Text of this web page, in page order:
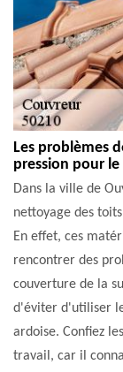
Les problèmes
pression pour
Dans la ville de
nettoyage des
En effet, ces
rencontrer des
couverture de la
d'éviter d'utiliser
ardoise. Confiez
travail, car il